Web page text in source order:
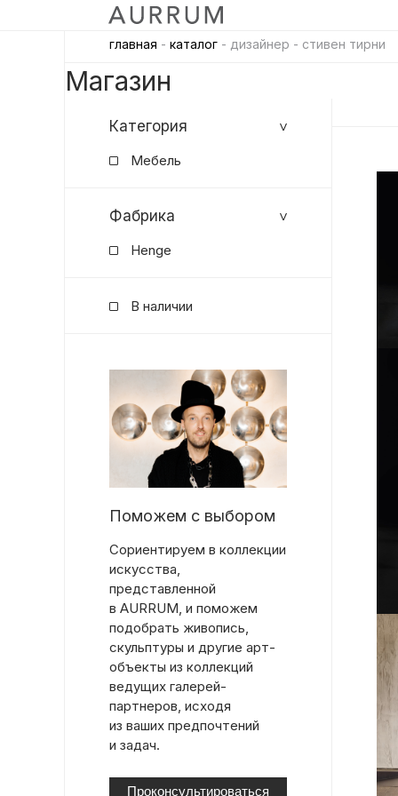
главная - каталог - дизайнер - стивен тирни
Магазин
Категория
Мебель
Фабрика
Henge
В наличии
Поможем с выбором
Сориентируем в коллекции
искусства,
представленной
в AURRUM, и поможем
подобрать живопись,
скульптуры и другие арт-
объекты из коллекций
ведущих галерей-
партнеров, исходя
из ваших предпочтений
и задач.
Проконсультироваться